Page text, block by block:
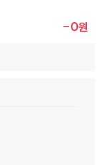
0원